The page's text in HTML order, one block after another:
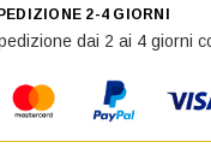
2-4 GIORNI
dai 2 ai 4 giorni